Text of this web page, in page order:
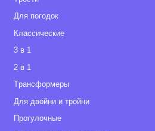
Для погодок
Классические
3 в 1
2 в 1
Tрансформеры
Для двойни и тройни
Прогулочные